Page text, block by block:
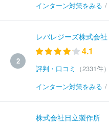
インターン対策をみる /
2
レバレジーズ株式会社
4.1
評判・口コミ
（2331件）
インターン対策をみる /
株式会社日立製作所